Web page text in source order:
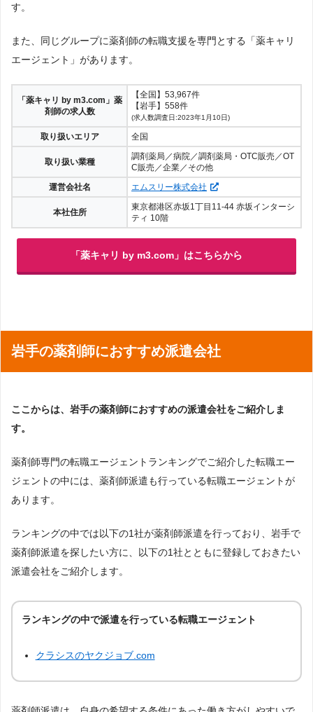
す。
また、同じグループに薬剤師の転職支援を専門とする「薬キャリ
エージェント」があります。
「薬キャリ by m3.com」薬
剤師の求人数
【全国】53,967件
【岩手】558件
(求人数調査日:2023年1月10日)
取り扱いエリア 全国
取り扱い業種
調剤薬局／病院／調剤薬局・OTC販売／OT
C販売／企業／その他
運営会社名
エムスリー株式会社
本社住所
東京都港区赤坂1丁目11-44 赤坂インターシ
ティ 10階
「薬キャリ by m3.com」はこちらから
岩手の薬剤師におすすめ派遣会社
ここからは、岩手の薬剤師におすすめの派遣会社をご紹介しま
す。
薬剤師専門の転職エージェントランキングでご紹介した転職エー
ジェントの中には、薬剤師派遣も行っている転職エージェントが
あります。
ランキングの中では以下の1社が薬剤師派遣を行っており、岩手で
薬剤師派遣を探したい方に、以下の1社とともに登録しておきたい
派遣会社をご紹介します。
ランキングの中で派遣を行っている転職エージェント
クラシスのヤクジョブ.com